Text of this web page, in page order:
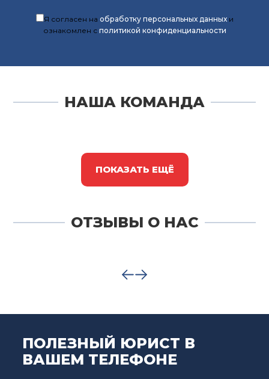
Я согласен на обработку персональных данныхи
ознакомлен с политикой конфиденциальности
НАША КОМАНДА
ПОКАЗАТЬ ЕЩЁ
ОТЗЫВЫ О НАС
ПОЛЕЗНЫЙ ЮРИСТ В
ВАШЕМ ТЕЛЕФОНЕ